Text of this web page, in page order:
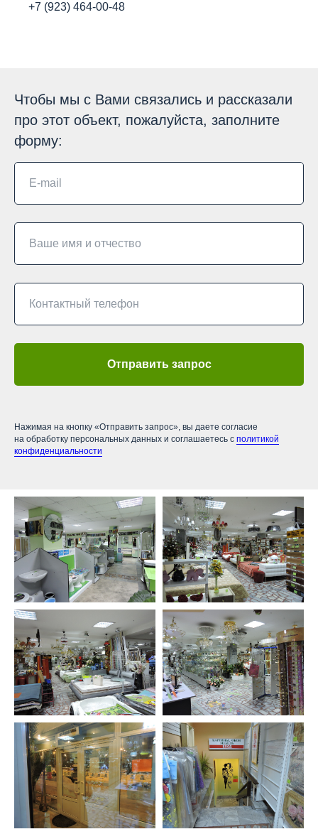
+7 (923) 464-00-48
Чтобы мы с Вами связались и рассказали
про этот объект, пожалуйста, заполните
форму:
Отправить запрос
Нажимая на кнопку «Отправить запрос», вы даете согласие
на обработку персональных данных и соглашаетесь c политикой
конфиденциальности